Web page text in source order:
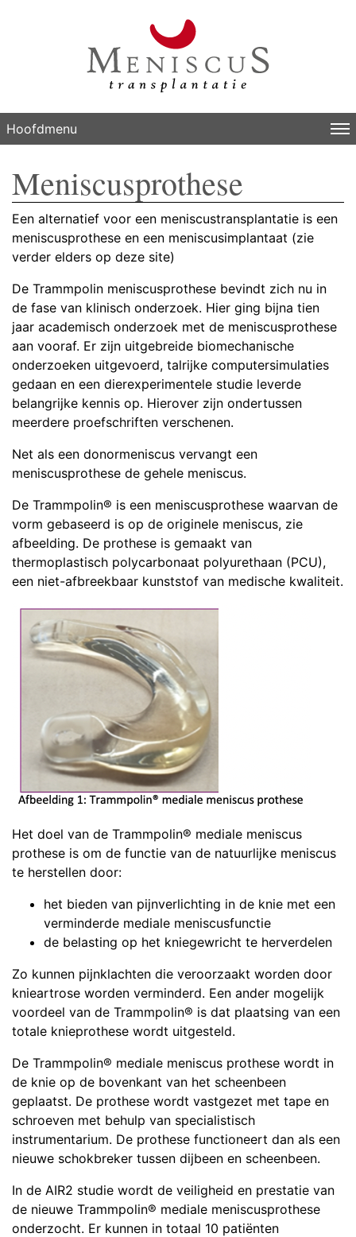
Hoofdmenu
Meniscusprothese
Een alternatief voor een meniscustransplantatie is een
meniscusprothese en een meniscusimplantaat (zie
verder elders op deze site)
De Trammpolin meniscusprothese bevindt zich nu in
de fase van klinisch onderzoek. Hier ging bijna tien
jaar academisch onderzoek met de meniscusprothese
aan vooraf. Er zijn uitgebreide biomechanische
onderzoeken uitgevoerd, talrijke computersimulaties
gedaan en een dierexperimentele studie leverde
belangrijke kennis op. Hierover zijn ondertussen
meerdere proefschriften verschenen.
Net als een donormeniscus vervangt een
meniscusprothese de gehele meniscus.
De Trammpolin® is een meniscusprothese waarvan de
vorm gebaseerd is op de originele meniscus, zie
afbeelding. De prothese is gemaakt van
thermoplastisch polycarbonaat polyurethaan (PCU),
een niet-afbreekbaar kunststof van medische kwaliteit.
Het doel van de Trammpolin® mediale meniscus
prothese is om de functie van de natuurlijke meniscus
te herstellen door:
het bieden van pijnverlichting in de knie met een
verminderde mediale meniscusfunctie
de belasting op het kniegewricht te herverdelen
Zo kunnen pijnklachten die veroorzaakt worden door
knieartrose worden verminderd. Een ander mogelijk
voordeel van de Trammpolin® is dat plaatsing van een
totale knieprothese wordt uitgesteld.
De Trammpolin® mediale meniscus prothese wordt in
de knie op de bovenkant van het scheenbeen
geplaatst. De prothese wordt vastgezet met tape en
schroeven met behulp van specialistisch
instrumentarium. De prothese functioneert dan als een
nieuwe schokbreker tussen dijbeen en scheenbeen.
In de AIR2 studie wordt de veiligheid en prestatie van
de nieuwe Trammpolin® mediale meniscusprothese
onderzocht. Er kunnen in totaal 10 patiënten